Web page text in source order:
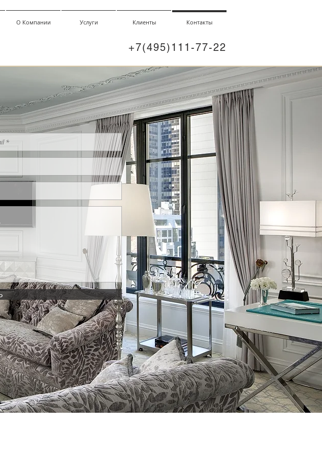
О Компании Услуги Клиенты Контакты
+7(495)111-77-22